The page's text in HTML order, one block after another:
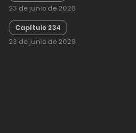
23 de junio de 2026
Capítulo 234
23 de junio de 2026